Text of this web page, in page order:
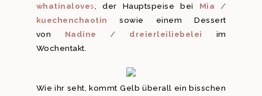
whatinaloves , der Hauptspeise bei Mia /
kuechenchaotin sowie einem Dessert
von Nadine / dreierleiliebelei
im
Wochentakt.
Wie ihr seht, kommt Gelb überall ein bisschen